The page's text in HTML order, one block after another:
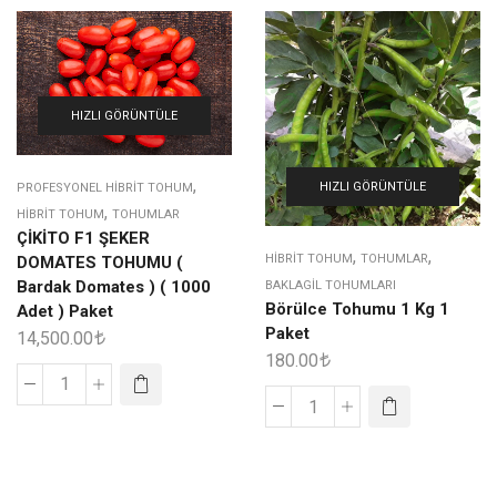
HIZLI GÖRÜNTÜLE
PROFESYONEL HIBRIT TOHUM,
HIBRIT TOHUM, TOHUMLAR
ÇİKİTO F1 ŞEKER
DOMATES TOHUMU (
Bardak Domates ) ( 1000
Adet ) Paket
14,500.00
HIZLI GÖRÜNTÜLE
HIBRIT TOHUM, TOHUMLAR,
BAKLAGIL TOHUMLARI
Börülce Tohumu 1 Kg 1
Paket
180.00